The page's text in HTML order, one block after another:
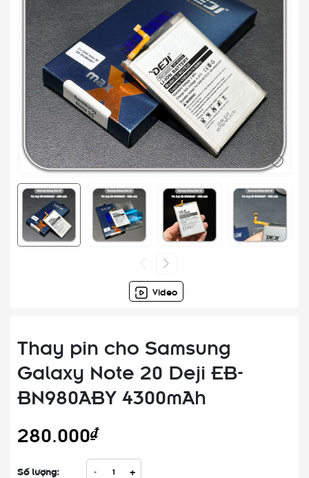
Video
Thay pin cho Samsung
Galaxy Note 20 Deji EB-
BN980ABY 4300mAh
280.000₫
Số lượng: - +